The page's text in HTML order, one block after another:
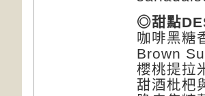
◎甜點
咖啡黑糖
Brown
櫻桃提拉
甜酒枇杷